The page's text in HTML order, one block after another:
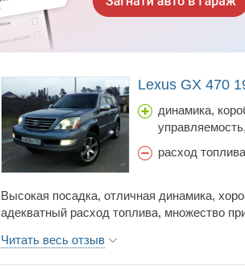
Lexus GX 470
динамика,
расход топлива
Высокая посадка, отличная динамика,
адекватный расход топлива, множество
дизайн.
Читать весь отзыв